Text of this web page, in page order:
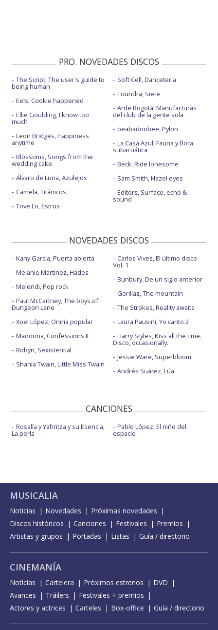
PRO. NOVEDADES DISCOS
The Script, The user's guide to
being human
Eels, Cookie happened
Ellie Goulding, I know too
much
Leon Bridges, Happiness
anytime
Blossoms, Songs from the
wedding cake
Álvaro de Luna, Azulejos
Camela, Titánicos
Tove Lo, Estrus
Soft Cell, Danceteria
Toundra, Siete
Arde Bogotá, Manufacturas
del club de la gente sola
beabadoobee, Pylon
La Casa Azul, Fauna y flora
subacuática
Beck, Ride lonesome
Sam Smith, Hazel eyes
Editors, Surface, echo &
sound
NOVEDADES DISCOS
Kany García, Puerta abierta
Melanie Martinez, Hades
Melendi, Pop rock
Paul McCartney, The boys of
Dungeon Lane
Xoel López, Oniria popular
Madonna, Confessions II
Robyn, Sexistential
Shania Twain, Little Miss Twain
Carlos Vives, El último disco
Vol. 1
Bunbury, De un siglo anterior
Gorillaz, The mountain
The Strokes, Reality awaits
Laura Pausini, Yo canto 2
Harry Styles, Kiss all the time.
Disco, occasionally.
Jessie Ware, Superbloom
Andrés Suárez, Lúa
CANCIONES
Rosalía y Yahritza y su Esencia,
La perla
Pablo López, El niño del
espacio
MUSICALIA
Noticias Novedades
Próximas novedades
Discos históricos
Canciones Festivales
Premios
Artistas y grupos
Portadas Listas Guía / directorio
CINEMANÍA
Noticias Cartelera Próximos estrenos
DVD
Avances
Tráilers
Festivales + premios
Actores y actrices
Carteles Box-office Guía / directorio